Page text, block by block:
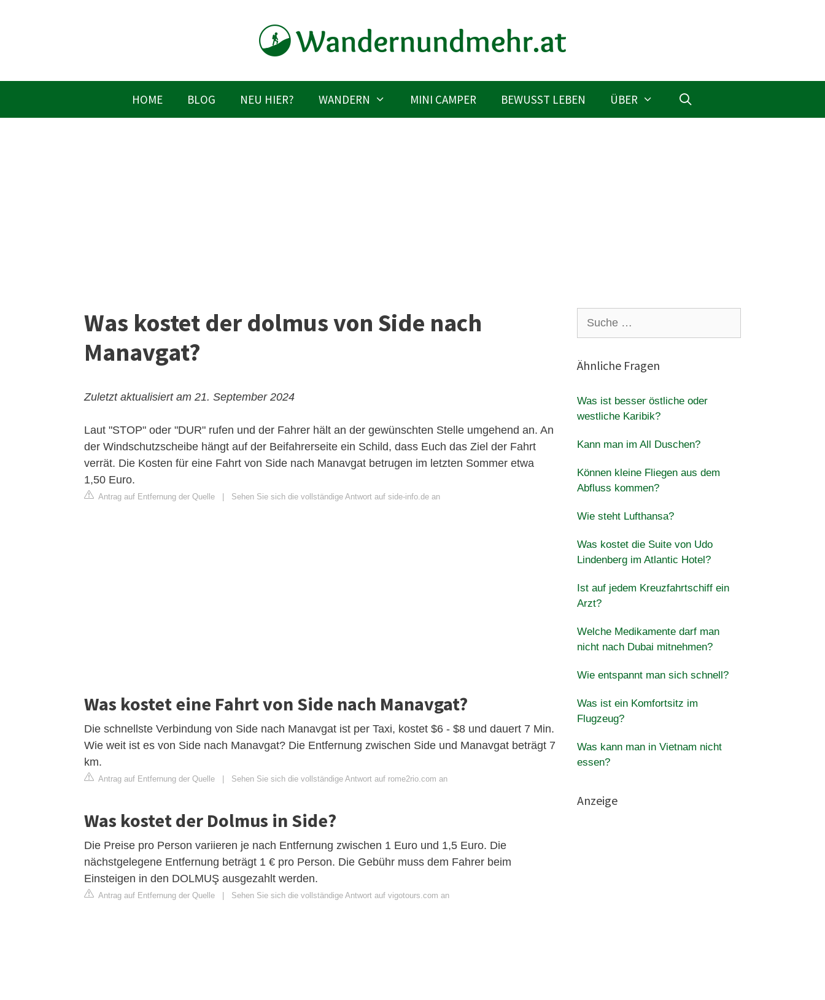
HOME BLOG NEU HIER? WANDERN MINI CAMPER BEWUSST LEBEN ÜBER
Was kostet der dolmus von Side nach
Manavgat?
Zuletzt aktualisiert am 21. September 2024
Laut "STOP" oder "DUR" rufen und der Fahrer hält an der gewünschten Stelle umgehend an. An
der Windschutzscheibe hängt auf der Beifahrerseite ein Schild, dass Euch das Ziel der Fahrt
verrät. Die Kosten für eine Fahrt von Side nach Manavgat betrugen im letzten Sommer etwa
1,50 Euro.
Antrag auf Entfernung der Quelle Sehen Sie sich die vollständige Antwort auf side-info.de an
Was kostet eine Fahrt von Side nach Manavgat?
Die schnellste Verbindung von Side nach Manavgat ist per Taxi, kostet $6 - $8 und dauert 7 Min.
Wie weit ist es von Side nach Manavgat? Die Entfernung zwischen Side und Manavgat beträgt 7
km.
Antrag auf Entfernung der Quelle Sehen Sie sich die vollständige Antwort auf rome2rio.com an
Was kostet der Dolmus in Side?
Die Preise pro Person variieren je nach Entfernung zwischen 1 Euro und 1,5 Euro. Die
nächstgelegene Entfernung beträgt 1 € pro Person. Die Gebühr muss dem Fahrer beim
Einsteigen in den DOLMUŞ ausgezahlt werden.
Antrag auf Entfernung der Quelle Sehen Sie sich die vollständige Antwort auf vigotours.com an
nach:
Ähnliche Fragen
Was ist besser östliche oder
westliche Karibik?
Kann man im All Duschen?
Können kleine Fliegen aus dem
Abfluss kommen?
Wie steht Lufthansa?
Was kostet die Suite von Udo
Lindenberg im Atlantic Hotel?
Ist auf jedem Kreuzfahrtschiff ein
Arzt?
Welche Medikamente darf man
nicht nach Dubai mitnehmen?
Wie entspannt man sich schnell?
Was ist ein Komfortsitz im
Flugzeug?
Was kann man in Vietnam nicht
essen?
Anzeige